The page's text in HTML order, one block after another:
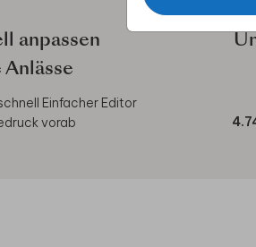
anpassen
Einfacher Editor
vorab